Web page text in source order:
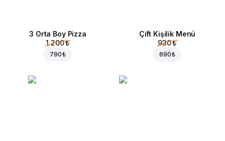
3 Orta Boy Pizza
1.200 ₺
790 ₺
Çift Kişilik Menü
930 ₺
690 ₺